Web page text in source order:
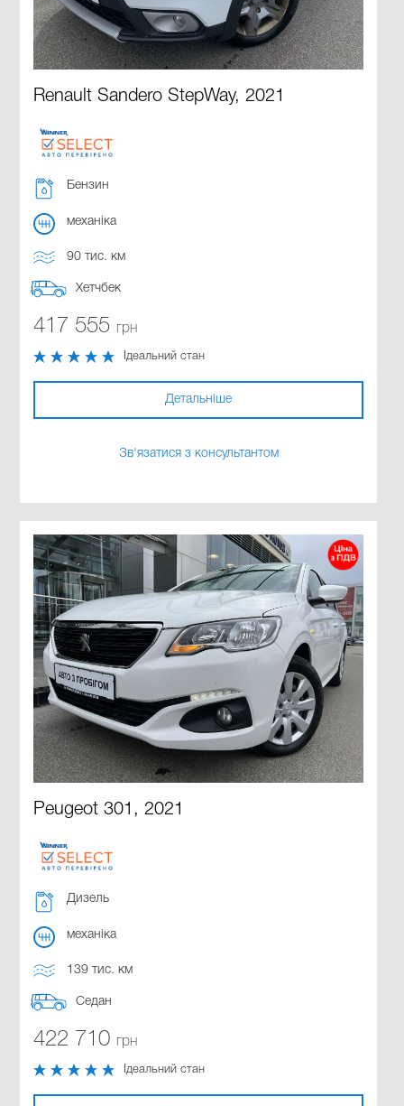
Renault Sandero StepWay, 2021
Бензин
механіка
90 тис. км
Хетчбек
417 555 грн
Ідеальний стан
Детальніше
Зв'язатися з консультантом
Peugeot 301, 2021
Дизель
механіка
139 тис. км
Седан
422 710 грн
Ідеальний стан